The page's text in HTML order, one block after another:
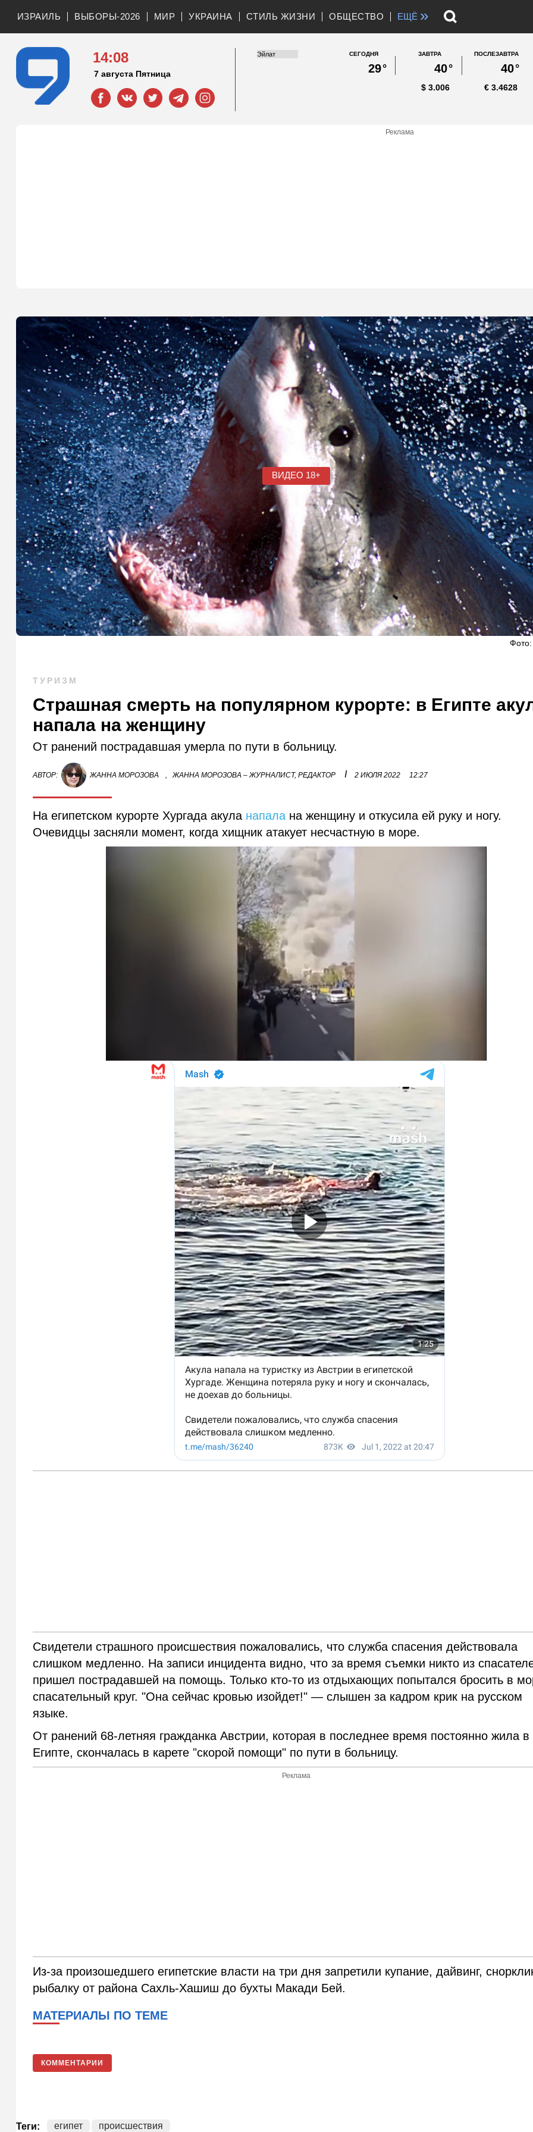
ИЗРАИЛЬ ВЫБОРЫ-2026 МИР УКРАИНА СТИЛЬ ЖИЗНИ ОБЩЕСТВО ЕЩЁ »
14:08
7 августа Пятница
СЕГОДНЯ
29°
ЗАВТРА
40°
ПОСЛЕЗАВТРА
40°
3.006
$ 3.4628
€
Реклама
ВИДЕО 18+
Фото:
ТУРИЗМ
Страшная смерть на популярном курорте: в Египте
напала на женщину
От ранений пострадавшая умерла по пути в больницу.
АВТОР: ЖАННА МОРОЗОВА , ЖАННА МОРОЗОВА – ЖУРНАЛИСТ, РЕДАКТОР I 2 ИЮЛЯ 2022 12:27
На египетском курорте Хургада акула напала на женщину и откусила ей руку и ногу.
Очевидцы засняли момент, когда хищник атакует несчастную в море.
Свидетели страшного происшествия пожаловались, что служба спасения действовала
слишком медленно. На записи инцидента видно, что за время съемки никто из
пришел пострадавшей на помощь. Только кто-то из отдыхающих попытался бросить в
спасательный круг. "Она сейчас кровью изойдет!" — слышен за кадром крик на русском
языке.
От ранений 68-летняя гражданка Австрии, которая в последнее время постоянно жила в
Египте, скончалась в карете "скорой помощи" по пути в больницу.
Реклама
Из-за произошедшего египетские власти на три дня запретили купание, дайвинг,
рыбалку от района Сахль-Хашиш до бухты Макади Бей.
МАТЕРИАЛЫ ПО ТЕМЕ
КОММЕНТАРИИ
Теги: египет происшествия